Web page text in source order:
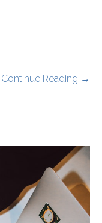
Continue Reading →